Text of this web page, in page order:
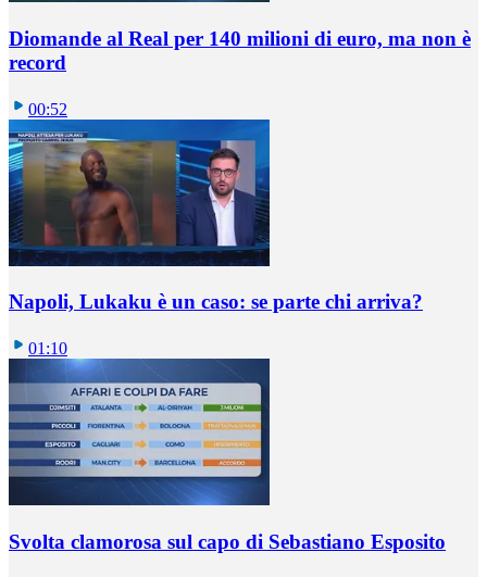
Diomande al Real per 140 milioni di euro, ma non è
record
00:52
Napoli, Lukaku è un caso: se parte chi arriva?
01:10
Svolta clamorosa sul capo di Sebastiano Esposito